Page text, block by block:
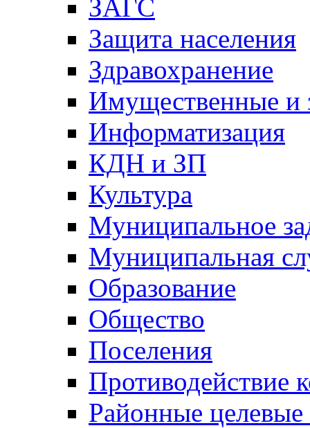
ЗАГС
Защита населения
Здравохранение
Имущественные и
Информатизация
КДН и ЗП
Культура
Муниципальное
Муниципальная
Образование
Общество
Поселения
Противодействие
Районные